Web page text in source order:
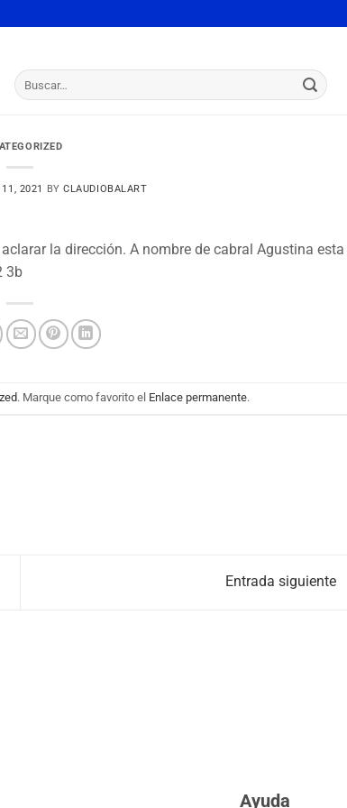
Buscar
por:
2021 BYCLAUDIOBALART
la dirección. A nombre de cabral Agustina esta
3b
. Marque como favorito el Enlace permanente.
Entrada siguiente
Ayuda